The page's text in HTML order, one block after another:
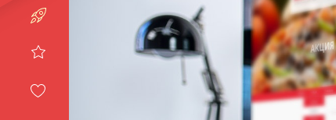
Портфолио